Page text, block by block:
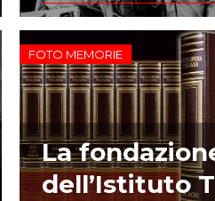
FOTO MEMORIE
La
dell’Istituto